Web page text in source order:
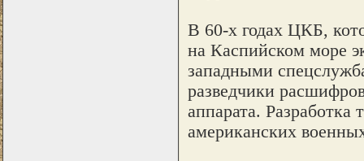
В 60-х годах ЦКБ,
на Каспийском море
западными
разведчики
аппарата. Разработка
американских